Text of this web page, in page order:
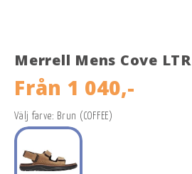
Merrell Mens Cove LTR
Från 1 040,-
Välj farve: Brun (COFFEE)